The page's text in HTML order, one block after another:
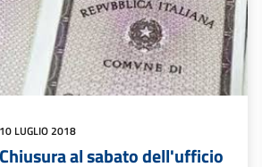
LUGLIO 2018
al sabato dell'ufficio